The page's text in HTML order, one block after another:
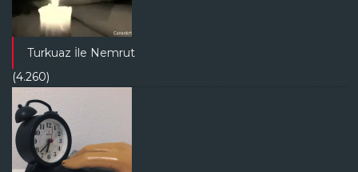
Turkuaz İle Nemrut
(4.260)